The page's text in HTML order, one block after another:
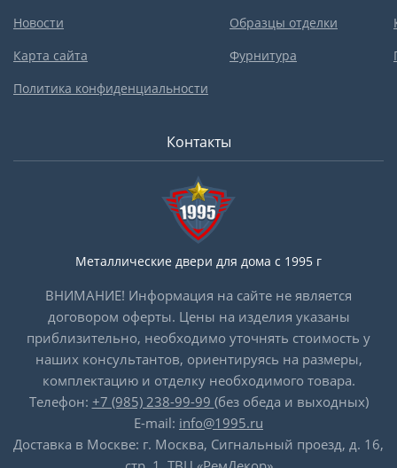
Новости
Карта сайта
Политика конфиденциальности
Образцы отделки
Фурнитура
Контакты
Металлические двери для дома с 1995 г
ВНИМАНИЕ! Информация на сайте не является
договором оферты. Цены на изделия указаны
приблизительно, необходимо уточнять стоимость у
наших консультантов, ориентируясь на размеры,
комплектацию и отделку необходимого товара.
Телефон: +7 (985) 238-99-99 (без обеда и выходных)
E-mail: info@1995.ru
Доставка в Москве: г. Москва, Сигнальный проезд, д. 16,